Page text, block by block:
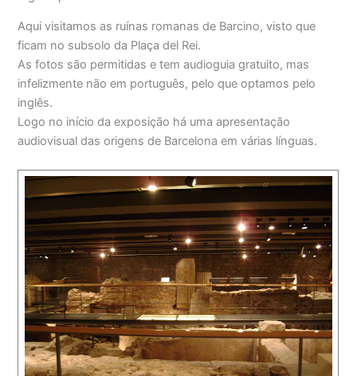
Aqui visitamos as ruínas romanas de Barcino, visto que
ficam no subsolo da Plaça del Rei.
As fotos são permitidas e tem audioguia gratuito, mas
infelizmente não em português, pelo que optamos pelo
inglês.
Logo no início da exposição há uma apresentação
audiovisual das origens de Barcelona em várias línguas.